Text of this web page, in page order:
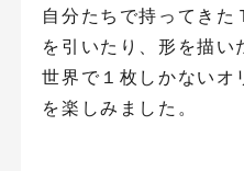
自分たちで持ってきた
を引いたり、形を描い
世界で１枚しかないオ
を楽しみました。